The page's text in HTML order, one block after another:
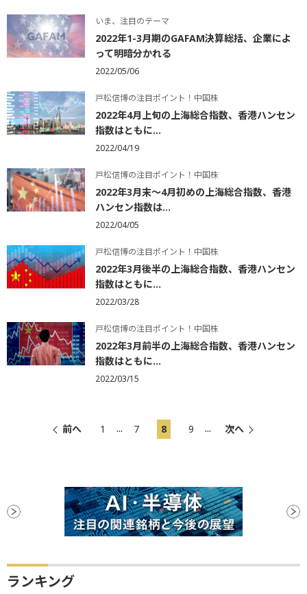
いま、注目のテーマ
2022年1-3月期のGAFAM決算総括、企業によ
って明暗分かれる
2022/05/06
戸松信博の注目ポイント！中国株
2022年4月上旬の上海総合指数、香港ハンセン
指数はともに...
2022/04/19
戸松信博の注目ポイント！中国株
2022年3月末～4月初めの上海総合指数、香港
ハンセン指数は...
2022/04/05
戸松信博の注目ポイント！中国株
2022年3月後半の上海総合指数、香港ハンセン
指数はともに...
2022/03/28
戸松信博の注目ポイント！中国株
2022年3月前半の上海総合指数、香港ハンセン
指数はともに...
2022/03/15
前へ 1 ... 7 8 9 ... 次へ
ランキング